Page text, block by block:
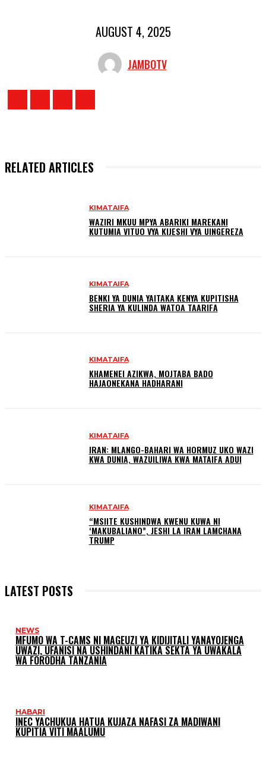
AUGUST 4, 2025
JAMBOTV
RELATED ARTICLES
KIMATAIFA
WAZIRI MKUU MPYA ABARIKI MAREKANI
KUTUMIA VITUO VYA KIJESHI VYA UINGEREZA
KIMATAIFA
BENKI YA DUNIA YAITAKA KENYA KUPITISHA
SHERIA YA KULINDA WATOA TAARIFA
KIMATAIFA
KHAMENEI AZIKWA, МОЈТАВА ВADO
HAJAONEKANA HADHARANI
KIMATAIFA
IRAN: MLANGO-BAHARI WA HORMUZ UKO WAZI
KWA DUNIA, WAZUILIWA KWA MATAIFA ADUI
KIMATAIFA
“MSIITE KUSHINDWA KWENU KUWA NI
‘MAKUBALIANO”, JESHI LA IRAN LAMCHANA
TRUMP
LATEST POSTS
NEWS
MFUMO WA T-CAMS NI MAGEUZI YA KIDIJITALI YANAYOJENGA
UWAZI, UFANISI NA USHINDANI KATIKA SEKTA YA UWAKALA
WA FORODHA TANZANIA
HABARI
INEC YACHUKUA HATUA KUJAZA NAFASI ZA MADIWANI
KUPITIA VITI MAALUMU